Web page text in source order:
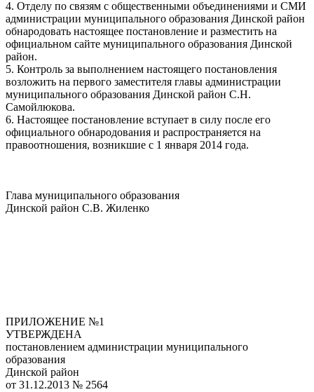
4. Отделу по связям с общественными объединениями и СМИ
администрации муниципального образования Динской район
обнародовать настоящее постановление и разместить на
официальном сайте муниципального образования Динской
район.
5. Контроль за выполнением настоящего постановления
возложить на первого заместителя главы администрации
муниципального образования Динской район С.Н.
Самойлюкова.
6. Настоящее постановление вступает в силу после его
официального обнародования и распространяется на
правоотношения, возникшие с 1 января 2014 года.
Глава муниципального образования
Динской район С.В. Жиленко
ПРИЛОЖЕНИЕ №1
УТВЕРЖДЕНА
постановлением администрации муниципального
образования
Динской район
от 31.12.2013 № 2564